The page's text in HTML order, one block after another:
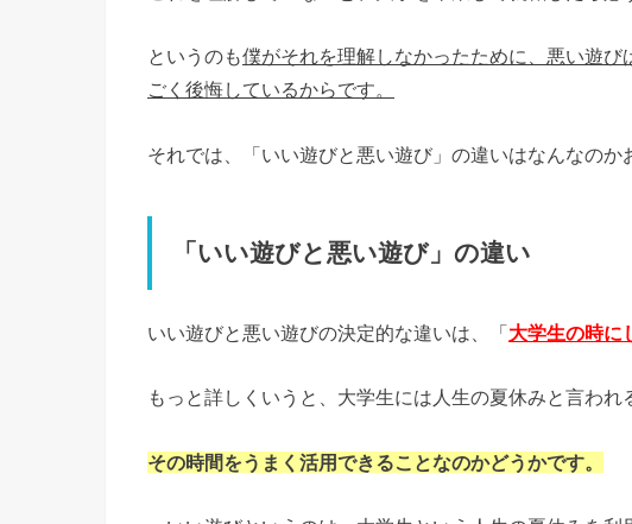
というのも僕がそれを理解しなかったために、悪い遊
ごく後悔しているからです。
それでは、「いい遊びと悪い遊び」の違いはなんなのか
「いい遊びと悪い遊び」の違い
いい遊びと悪い遊びの決定的な違いは、「大学生の時に
もっと詳しくいうと、大学生には人生の夏休みと言われ
その時間をうまく活用できることなのかどうかです。